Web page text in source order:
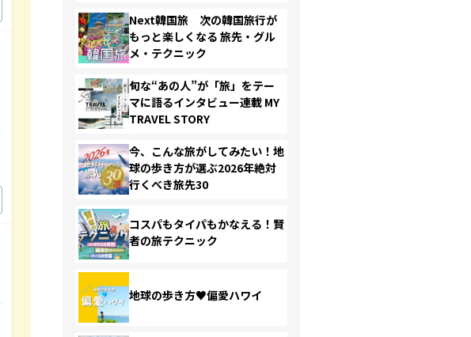
Next韓国旅 次の韓国旅行が
もっと楽しくなる 旅先・グル
メ・テクニック
旬な“あの人”が「旅」をテー
マに語るインタビュー連載 MY
TRAVEL STORY
今、こんな旅がしてみたい！地
球の歩き方が選ぶ2026年絶対
行くべき旅先30
コスパもタイパもかなえる！賢
者の旅テクニック
地球の歩き方♥偏愛ハワイ